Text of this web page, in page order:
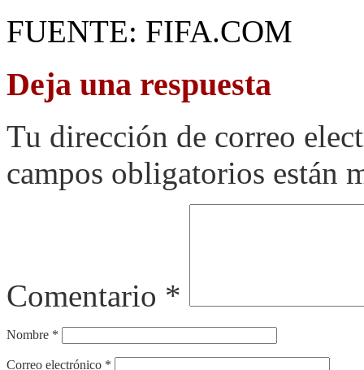
FUENTE: FIFA.COM
Deja una respuesta
Tu dirección de correo
campos obligatorios están
Comentario *
Nombre *
Correo electrónico *